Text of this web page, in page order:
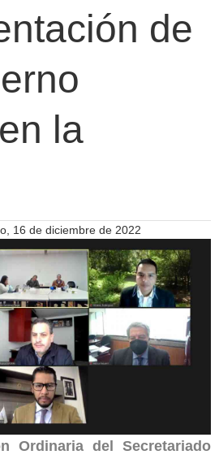
de
la
16 de diciembre de 2022
Ordinaria del Secretariado